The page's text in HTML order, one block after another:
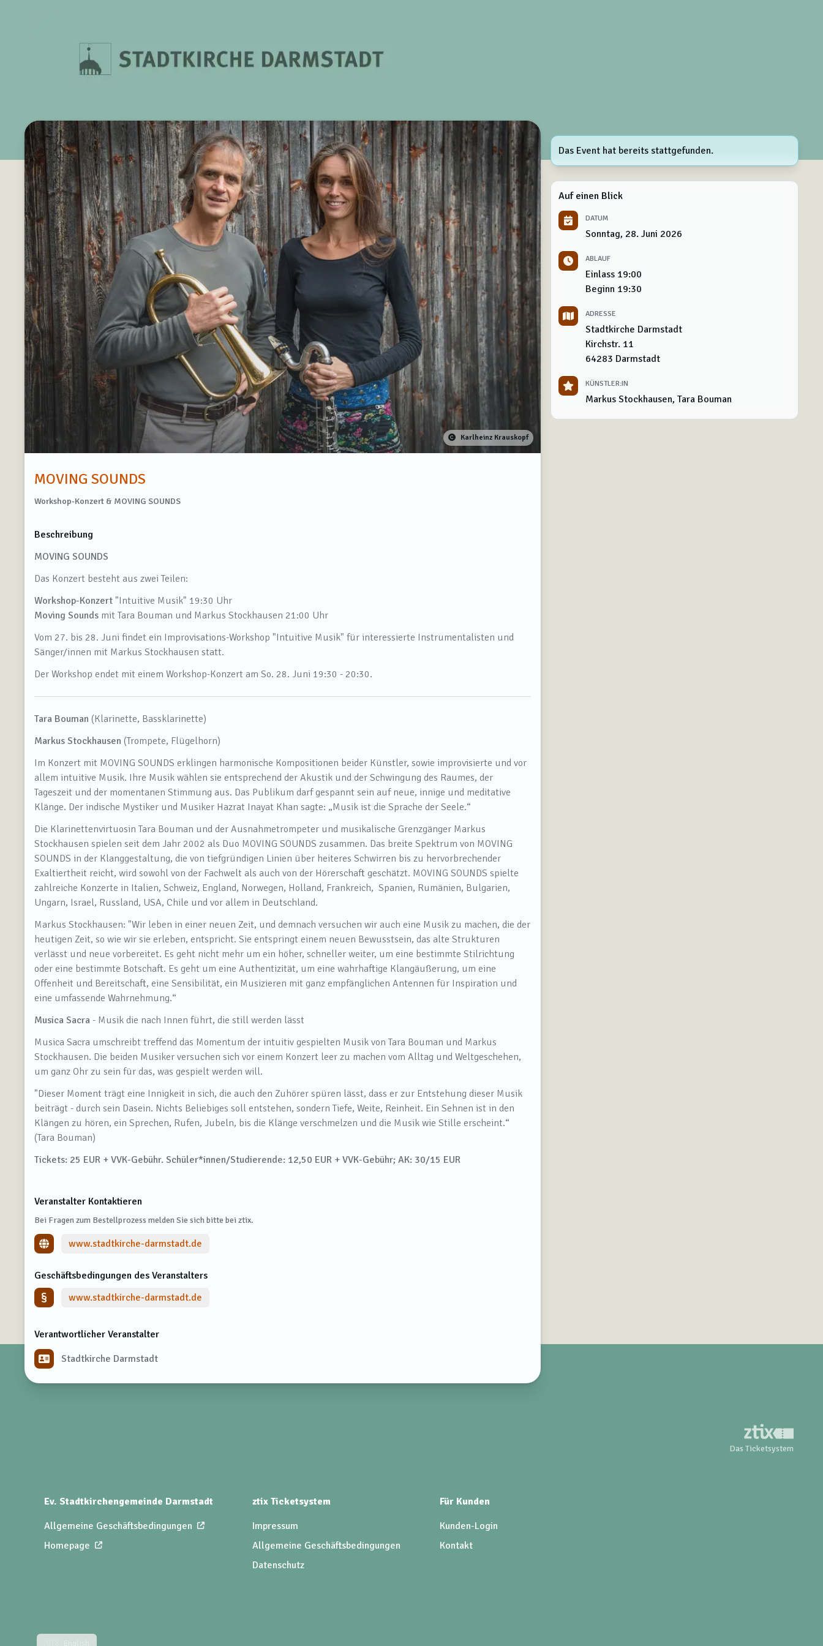
Karlheinz Krauskopf
MOVING SOUNDS
Workshop-Konzert & MOVING SOUNDS
Beschreibung
MOVING SOUNDS
Das Konzert besteht aus zwei Teilen:
Workshop-Konzert "Intuitive Musik" 19:30 Uhr
Moving Sounds mit Tara Bouman und Markus Stockhausen 21:00 Uhr
Vom 27. bis 28. Juni findet ein Improvisations-Workshop "Intuitive Musik" für interessierte Instrumentalisten und
Sänger/innen mit Markus Stockhausen statt.
Der Workshop endet mit einem Workshop-Konzert am So. 28. Juni 19:30 - 20:30.
Tara Bouman (Klarinette, Bassklarinette)
Markus Stockhausen (Trompete, Flügelhorn)
Im Konzert mit MOVING SOUNDS erklingen harmonische Kompositionen beider Künstler, sowie improvisierte und vor
allem intuitive Musik. Ihre Musik wählen sie entsprechend der Akustik und der Schwingung des Raumes, der
Tageszeit und der momentanen Stimmung aus. Das Publikum darf gespannt sein auf neue, innige und meditative
Klänge. Der indische Mystiker und Musiker Hazrat Inayat Khan sagte: „Musik ist die Sprache der Seele.“
Die Klarinettenvirtuosin Tara Bouman und der Ausnahmetrompeter und musikalische Grenzgänger Markus
Stockhausen spielen seit dem Jahr 2002 als Duo MOVING SOUNDS zusammen. Das breite Spektrum von MOVING
SOUNDS in der Klanggestaltung, die von tiefgründigen Linien über heiteres Schwirren bis zu hervorbrechender
Exaltiertheit reicht, wird sowohl von der Fachwelt als auch von der Hörerschaft geschätzt. MOVING SOUNDS spielte
zahlreiche Konzerte in Italien, Schweiz, England, Norwegen, Holland, Frankreich, Spanien, Rumänien, Bulgarien,
Ungarn, Israel, Russland, USA, Chile und vor allem in Deutschland.
Markus Stockhausen: "Wir leben in einer neuen Zeit, und demnach versuchen wir auch eine Musik zu machen, die der
heutigen Zeit, so wie wir sie erleben, entspricht. Sie entspringt einem neuen Bewusstsein, das alte Strukturen
verlässt und neue vorbereitet. Es geht nicht mehr um ein höher, schneller weiter, um eine bestimmte Stilrichtung
oder eine bestimmte Botschaft. Es geht um eine Authentizität, um eine wahrhaftige Klangäußerung, um eine
Offenheit und Bereitschaft, eine Sensibilität, ein Musizieren mit ganz empfänglichen Antennen für Inspiration und
eine umfassende Wahrnehmung.“
Musica Sacra - Musik die nach Innen führt, die still werden lässt
Musica Sacra umschreibt treffend das Momentum der intuitiv gespielten Musik von Tara Bouman und Markus
Stockhausen. Die beiden Musiker versuchen sich vor einem Konzert leer zu machen vom Alltag und Weltgeschehen,
um ganz Ohr zu sein für das, was gespielt werden will.
"Dieser Moment trägt eine Innigkeit in sich, die auch den Zuhörer spüren lässt, dass er zur Entstehung dieser Musik
beiträgt - durch sein Dasein. Nichts Beliebiges soll entstehen, sondern Tiefe, Weite, Reinheit. Ein Sehnen ist in den
Klängen zu hören, ein Sprechen, Rufen, Jubeln, bis die Klänge verschmelzen und die Musik wie Stille erscheint.“
(Tara Bouman)
Tickets: 25 EUR + VVK-Gebühr. Schüler*innen/Studierende: 12,50 EUR + VVK-Gebühr; AK: 30/15 EUR
Veranstalter Kontaktieren
Bei Fragen zum Bestellprozess melden Sie sich bitte bei ztix.
www.stadtkirche-darmstadt.de
Geschäftsbedingungen des Veranstalters
www.stadtkirche-darmstadt.de
Verantwortlicher Veranstalter
Stadtkirche Darmstadt
Das Event hat bereits stattgefunden.
Auf einen Blick
DATUM
Sonntag, 28. Juni 2026
ABLAUF
Einlass 19:00
Beginn 19:30
ADRESSE
Stadtkirche Darmstadt
Kirchstr. 11
64283 Darmstadt
KÜNSTLER:IN
Markus Stockhausen, Tara Bouman
Das Ticketsystem
Ev. Stadtkirchengemeinde Darmstadt
Allgemeine Geschäftsbedingungen
Homepage
ztix Ticketsystem
Impressum
Allgemeine Geschäftsbedingungen
Datenschutz
Für Kunden
Kunden-Login
Kontakt